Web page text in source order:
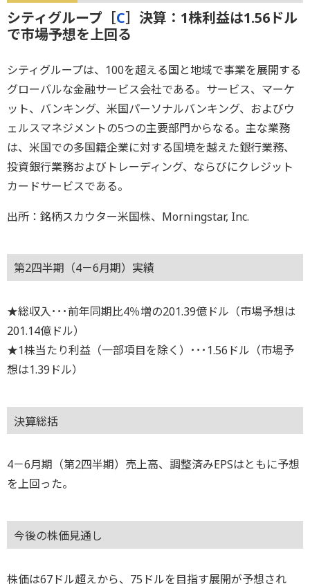
シティグループ［C］決算：1株利益は1.56ドル
で市場予想を上回る
シティグループは、100を超える国と地域で事業を展開する
グローバルな金融サービス会社である。サービス、マーケ
ット、バンキング、米国パーソナルバンキング、およびウ
ェルスマネジメントの5つの主要部門からなる。主な業務
は、米国での多国籍企業に対する国境を越えた銀行業務、
投資銀行業務およびトレーディング、ならびにクレジット
カードサービスである。
出所：銘柄スカウター米国株、Morningstar, Inc.
第2四半期（4－6月期）実績
★総収入･･･前年同期比4％増の201.39億ドル（市場予想は
201.14億ドル）
★1株当たり利益（一部項目を除く）･･･1.56ドル（市場予
想は1.39ドル）
決算総括
4－6月期（第2四半期）売上高、調整済みEPSはともに予想
を上回った。
今後の株価見通し
株価は67ドル超えから、75ドルを目指す展開が予想され